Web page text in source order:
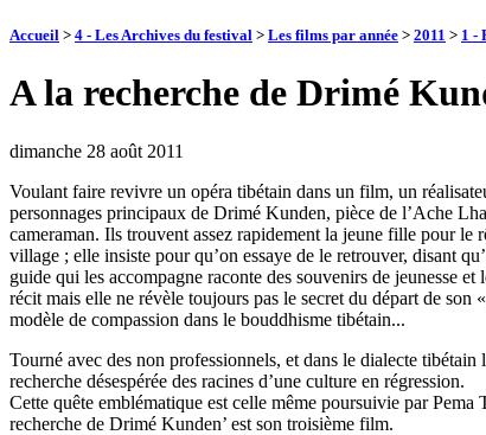
Accueil > 4 - Les Archives du festival > Les films par année > 2011 > 1 -
A la recherche de Drimé
dimanche 28 août 2011
Voulant faire revivre un opéra tibétain dans un film, un
personnages principaux de Drimé Kunden, pièce de l’Ache
cameraman. Ils trouvent assez rapidement la jeune fille pour le
village ; elle insiste pour qu’on essaye de le retrouver, disant
guide qui les accompagne raconte des souvenirs de jeunesse
récit mais elle ne révèle toujours pas le secret du départ de
modèle de compassion dans le bouddhisme tibétain...
Tourné avec des non professionnels, et dans le dialecte
recherche désespérée des racines d’une culture en régression.
Cette quête emblématique est celle même poursuivie par
recherche de Drimé Kunden’ est son troisième film.